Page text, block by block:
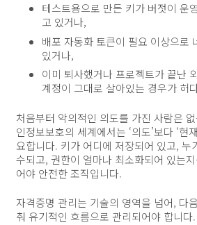
테스트용으로 만든 키가 버젓이 운
고 있거나,
배포 자동화 토큰이 필요 이상으로
있거나,
이미 퇴사했거나 프로젝트가 끝난
계정이 그대로 살아있는 경우가 허
처음부터 악의적인 의도를 가진 사람은
인정보보호의 세계에서는 ‘의도’보다 ‘현
요합니다. 키가 어디에 저장되어 있고, 누
수되고, 권한이 얼마나 최소화되어 있는
어야 안전한 조직입니다.
자격증명 관리는 기술의 영역을 넘어, 다
춰 유기적인 흐름으로 관리되어야 합니다.